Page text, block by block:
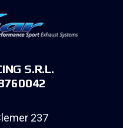
S.R.L.
237